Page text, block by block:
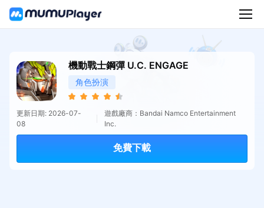
機動戰士鋼彈 U.C. ENGAGE
角色扮演
更新日期: 2026-07-
08
遊戲廠商：Bandai Namco Entertainment
Inc.
免費下載